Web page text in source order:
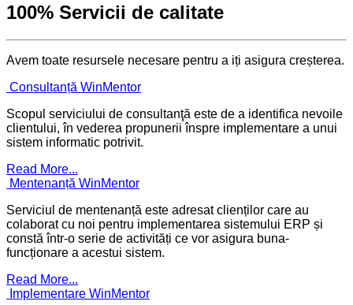
100% Servicii de calitate
Avem toate resursele necesare pentru a iți asigura creșterea.
Consultanță WinMentor
Scopul serviciului de consultanţă este de a identifica nevoile
clientului, în vederea propunerii înspre implementare a unui
sistem informatic potrivit.
Read More...
Mentenanță WinMentor
Serviciul de mentenanță este adresat clienților care au
colaborat cu noi pentru implementarea sistemului ERP și
constă într-o serie de activități ce vor asigura buna-
funcționare a acestui sistem.
Read More...
Implementare WinMentor